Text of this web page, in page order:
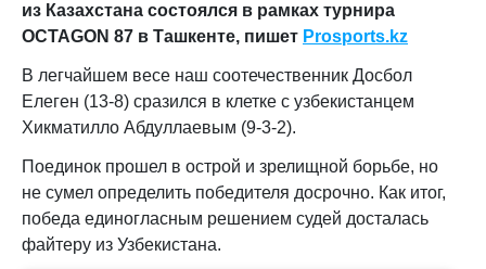
из Казахстана состоялся в рамках турнира
OCTAGON 87 в Ташкенте, пишет Prosports.kz
В легчайшем весе наш соотечественник Досбол
Елеген (13-8) сразился в клетке с узбекистанцем
Хикматилло Абдуллаевым (9-3-2).
Поединок прошел в острой и зрелищной борьбе, но
не сумел определить победителя досрочно. Как итог,
победа единогласным решением судей досталась
файтеру из Узбекистана.